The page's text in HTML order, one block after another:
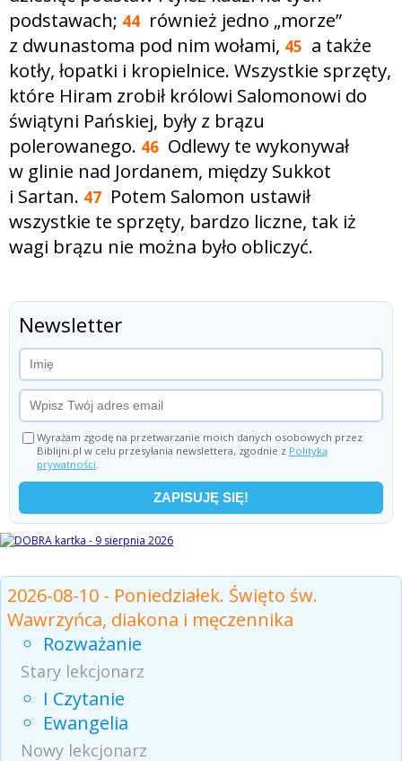
2026-08-10 - Poniedziałek. Święto św.
Wawrzyńca, diakona i męczennika
Rozważanie
Stary lekcjonarz
I Czytanie
Ewangelia
Nowy lekcjonarz
podstawach; 44 również jedno „morze”
z dwunastoma pod nim wołami, 45 a także
kotły, łopatki i kropielnice. Wszystkie sprzęty,
które Hiram zrobił królowi Salomonowi do
świątyni Pańskiej, były z brązu
polerowanego. 46 Odlewy te wykonywał
w glinie nad Jordanem, między Sukkot
i Sartan. 47 Potem Salomon ustawił
wszystkie te sprzęty, bardzo liczne, tak iż
wagi brązu nie można było obliczyć.
Newsletter
Wyrażam zgodę na przetwarzanie moich danych osobowych przez
Biblijni.pl w celu przesyłania newslettera, zgodnie z Polityką
prywatności